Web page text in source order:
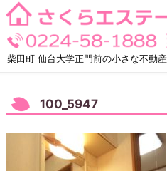
Skip
to
content
柴田町 仙台大学正門前の小さな不動
100_5947